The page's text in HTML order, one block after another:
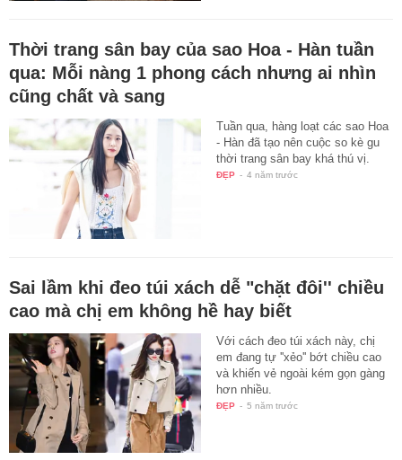
Thời trang sân bay của sao Hoa - Hàn tuần
qua: Mỗi nàng 1 phong cách nhưng ai nhìn
cũng chất và sang
Tuần qua, hàng loạt các sao Hoa
- Hàn đã tạo nên cuộc so kè gu
thời trang sân bay khá thú vị.
ĐẸP - 4 năm trước
Sai lầm khi đeo túi xách dễ "chặt đôi'' chiều
cao mà chị em không hề hay biết
Với cách đeo túi xách này, chị
em đang tự ''xẻo'' bớt chiều cao
và khiến vẻ ngoài kém gọn gàng
hơn nhiều.
ĐẸP - 5 năm trước